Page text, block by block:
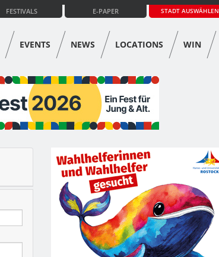
STADT AUSWÄHLEN
E-PAPER
FESTIVALS
EVENTS NEWS LOCATIONS WIN